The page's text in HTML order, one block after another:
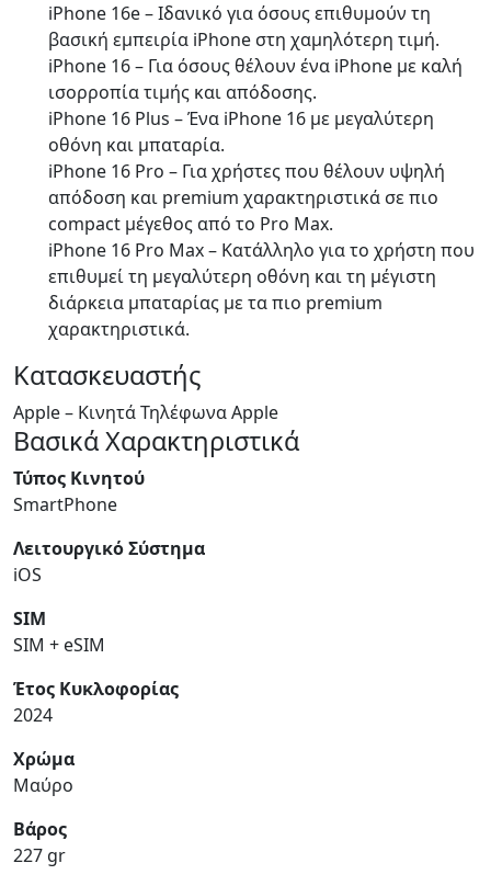
iPhone 16e – Ιδανικό για όσους επιθυμούν τη
βασική εμπειρία iPhone στη χαμηλότερη τιμή.
iPhone 16 – Για όσους θέλουν ένα iPhone με καλή
ισορροπία τιμής και απόδοσης.
iPhone 16 Plus – Ένα iPhone 16 με μεγαλύτερη
οθόνη και μπαταρία.
iPhone 16 Pro – Για χρήστες που θέλουν υψηλή
απόδοση και premium χαρακτηριστικά σε πιο
compact μέγεθος από το Pro Max.
iPhone 16 Pro Max – Κατάλληλο για το χρήστη που
επιθυμεί τη μεγαλύτερη οθόνη και τη μέγιστη
διάρκεια μπαταρίας με τα πιο premium
χαρακτηριστικά.
Κατασκευαστής
Apple – Κινητά Τηλέφωνα Apple
Βασικά Χαρακτηριστικά
Τύπος Κινητού
SmartPhone
Λειτουργικό Σύστημα
iOS
SIM
SIM + eSIM
Έτος Κυκλοφορίας
2024
Χρώμα
Μαύρο
Βάρος
227 gr